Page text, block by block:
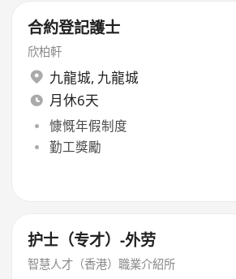
合約登記護士
欣柏軒
九龍城, 九龍城
月休6天
慷慨年假制度
勤工獎勵
护士（专才）-外劳
智慧人才（香港）職業介紹所